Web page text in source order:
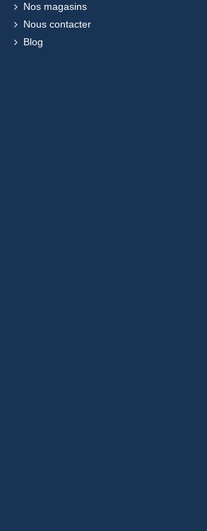
Nos magasins
Nous contacter
Blog